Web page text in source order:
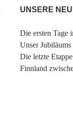
UNSERE
Die ersten Tage
Unser
Die letzte
Finnland